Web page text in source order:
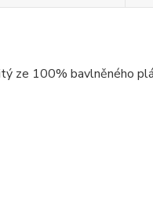
ze 100% bavlněného